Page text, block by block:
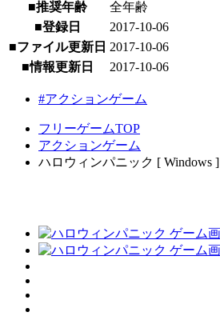
■推奨年齢
全年齢
■登録日
2017-10-06
■ファイル更新日 2017-10-06
■情報更新日
2017-10-06
#アクションゲーム
フリーゲームTOP
アクションゲーム
ハロウィンパニック [ Windows ]